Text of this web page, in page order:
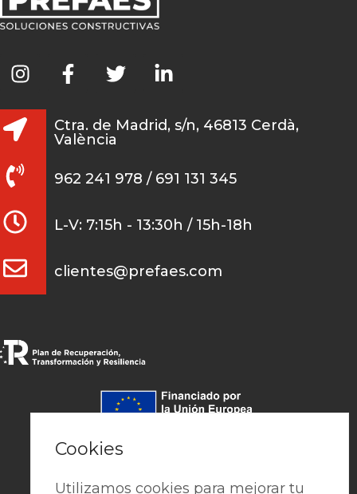
Ctra. de Madrid, s/n, 46813 Cerdà,
València
962 241 978 / 691 131 345
L-V: 7:15h - 13:30h / 15h-18h
clientes@prefaes.com
Cookies
Utilizamos cookies para mejorar tu